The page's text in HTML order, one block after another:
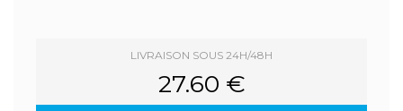
LIVRAISON SOUS 24H/48H
27.60 €